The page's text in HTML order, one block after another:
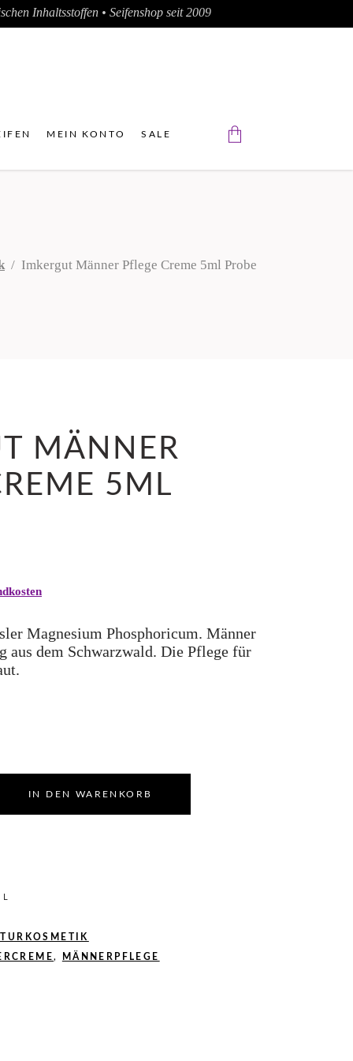
Inhaltsstoffen • Seifenshop seit 2009
MEIN KONTO SALE
/ Imkergut Männer Pflege Creme 5ml Probe
MÄNNER
5ML
Magnesium Phosphoricum. Männer
aus dem Schwarzwald. Die Pflege für
IN DEN WARENKORB
, MÄNNERPFLEGE